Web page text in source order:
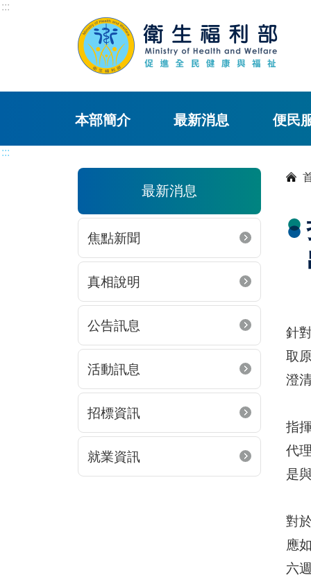
:::
本部簡介 最新消息 便民
:::
最新消息
焦點新聞
真相說明
公告訊息
活動訊息
招標資訊
就業資訊
針
取
澄
指
代
是
對
應
六